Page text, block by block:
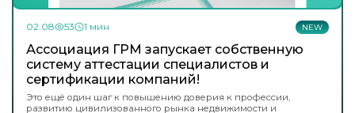
NEW
02.08 53 1 мин
Ассоциация ГРМ запускает собственную
систему аттестации специалистов и
сертификации компаний!
Это ещё один шаг к повышению доверия к профессии,
развитию цивилизованного рынка недвижимости и